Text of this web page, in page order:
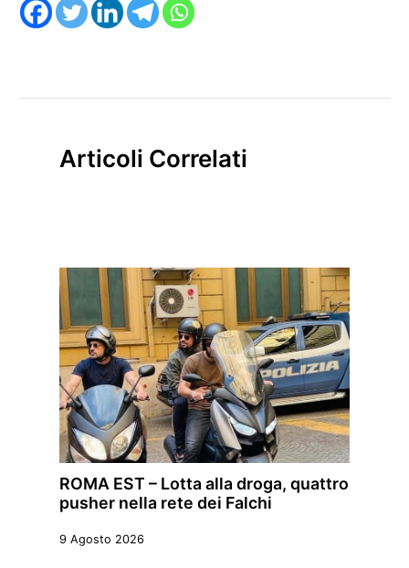
Articoli Correlati
ROMA EST – Lotta alla droga, quattro
pusher nella rete dei Falchi
9 Agosto 2026